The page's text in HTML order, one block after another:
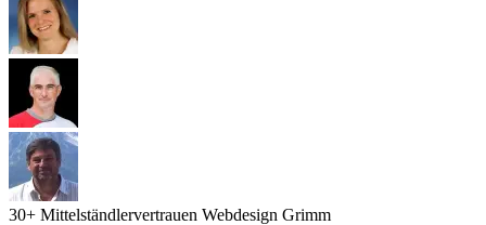
30+ Mittelständlervertrauen Webdesign Grimm